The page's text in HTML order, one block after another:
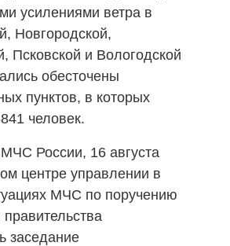
усилениями ветра в
Новгородской,
Псковской и Вологодской
обесточены
пунктов, в которых
человек.
России, 16 августа
центре управлении в
МЧС по поручению
заседание